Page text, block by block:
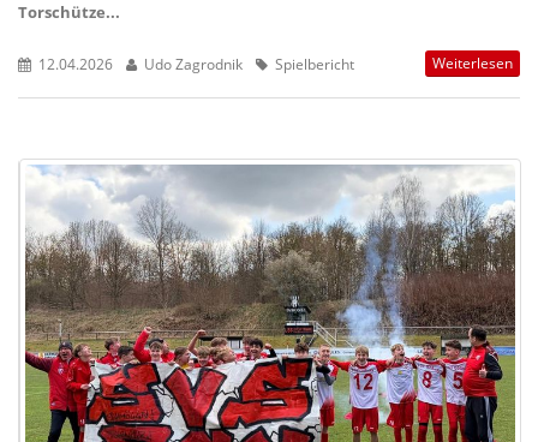
Torschütze...
12.04.2026 Udo Zagrodnik Spielbericht Weiterlesen